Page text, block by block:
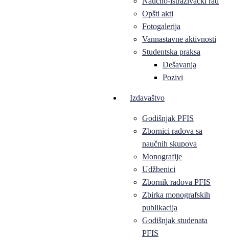
Opšti akti
Fotogalerija
Vannastavne aktivnosti
Studentska praksa
Dešavanja
Pozivi
Izdavaštvo
Godišnjak PFIS
Zbornici radova sa
naučnih skupova
Monografije
Udžbenici
Zbornik radova PFIS
Zbirka monografskih
publikacija
Godišnjak studenata
PFIS